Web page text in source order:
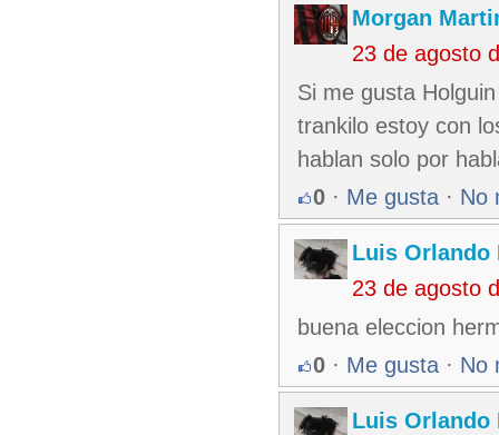
Morgan
23 de agosto
Si me gusta
trankilo estoy con
hablan solo por
0 · Me gusta · No
Luis Orlando
23 de agosto
buena eleccion
0 · Me gusta · No
Luis Orlando